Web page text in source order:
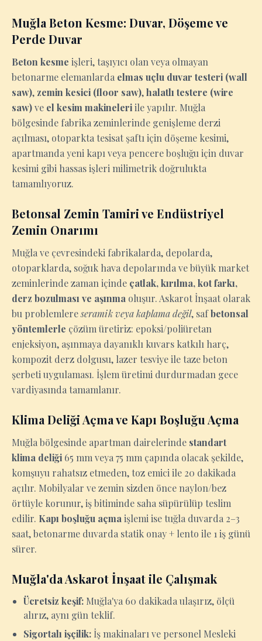
Muğla Beton Kesme: Duvar, Döşeme ve
Perde Duvar
Beton kesme işleri, taşıyıcı olan veya olmayan
betonarme elemanlarda elmas uçlu duvar testeri (wall
saw), zemin kesici (floor saw),halatlı testere (wire
saw)ve el kesim makineleriile yapılır. Muğla
bölgesinde fabrika zeminlerinde genişleme derzi
açılması, otoparkta tesisat şaftı için döşeme kesimi,
apartmanda yeni kapı veya pencere boşluğu için duvar
kesimi gibi hassas işleri milimetrik doğrulukta
tamamlıyoruz.
Betonsal Zemin Tamiri ve Endüstriyel
Zemin Onarımı
Muğla ve çevresindeki fabrikalarda, depolarda,
otoparklarda, soğuk hava depolarında ve büyük market
zeminlerinde zaman içinde çatlak, kırılma, kot farkı,
derz bozulması ve aşınma oluşur. Askarot İnşaat olarak
bu problemlereseramik veya kaplama değil, safbetonsal
yöntemlerle çözüm üretiriz: epoksi/poliüretan
enjeksiyon, aşınmaya dayanıklı kuvars katkılı harç,
kompozit derz dolgusu, lazer tesviye ile taze beton
şerbeti uygulaması. İşlem üretimi durdurmadan gece
vardiyasında tamamlanır.
Klima Deliği Açma ve Kapı Boşluğu Açma
Muğla bölgesinde apartman dairelerinde standart
klima deliği 65 mm veya 75 mm çapında olacak şekilde,
komşuyu rahatsız etmeden, toz emici ile 20 dakikada
açılır. Mobilyalar ve zemin sizden önce naylon/bez
örtüyle korunur, iş bitiminde saha süpürülüp teslim
edilir. Kapı boşluğu açma işlemi ise tuğla duvarda 2–3
saat, betonarme duvarda statik onay + lento ile 1 iş günü
sürer.
Muğla'da Askarot İnşaat ile Çalışmak
Ücretsiz keşif: Muğla'ya 60 dakikada ulaşırız, ölçü
alırız, aynı gün teklif.
Sigortalı işçilik: İş makinaları ve personel Mesleki